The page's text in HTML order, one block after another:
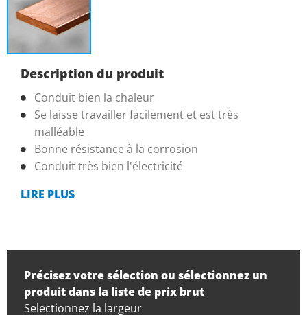
Description du produit
Conduit bien la chaleur
Se laisse travailler facilement et est très
malléable
Bonne résistance à la corrosion
Conduit très bien l'électricité
LIRE PLUS
Précisez votre sélection ou sélectionnez un
produit dans la liste de prix brut
Selectionnez la largeur